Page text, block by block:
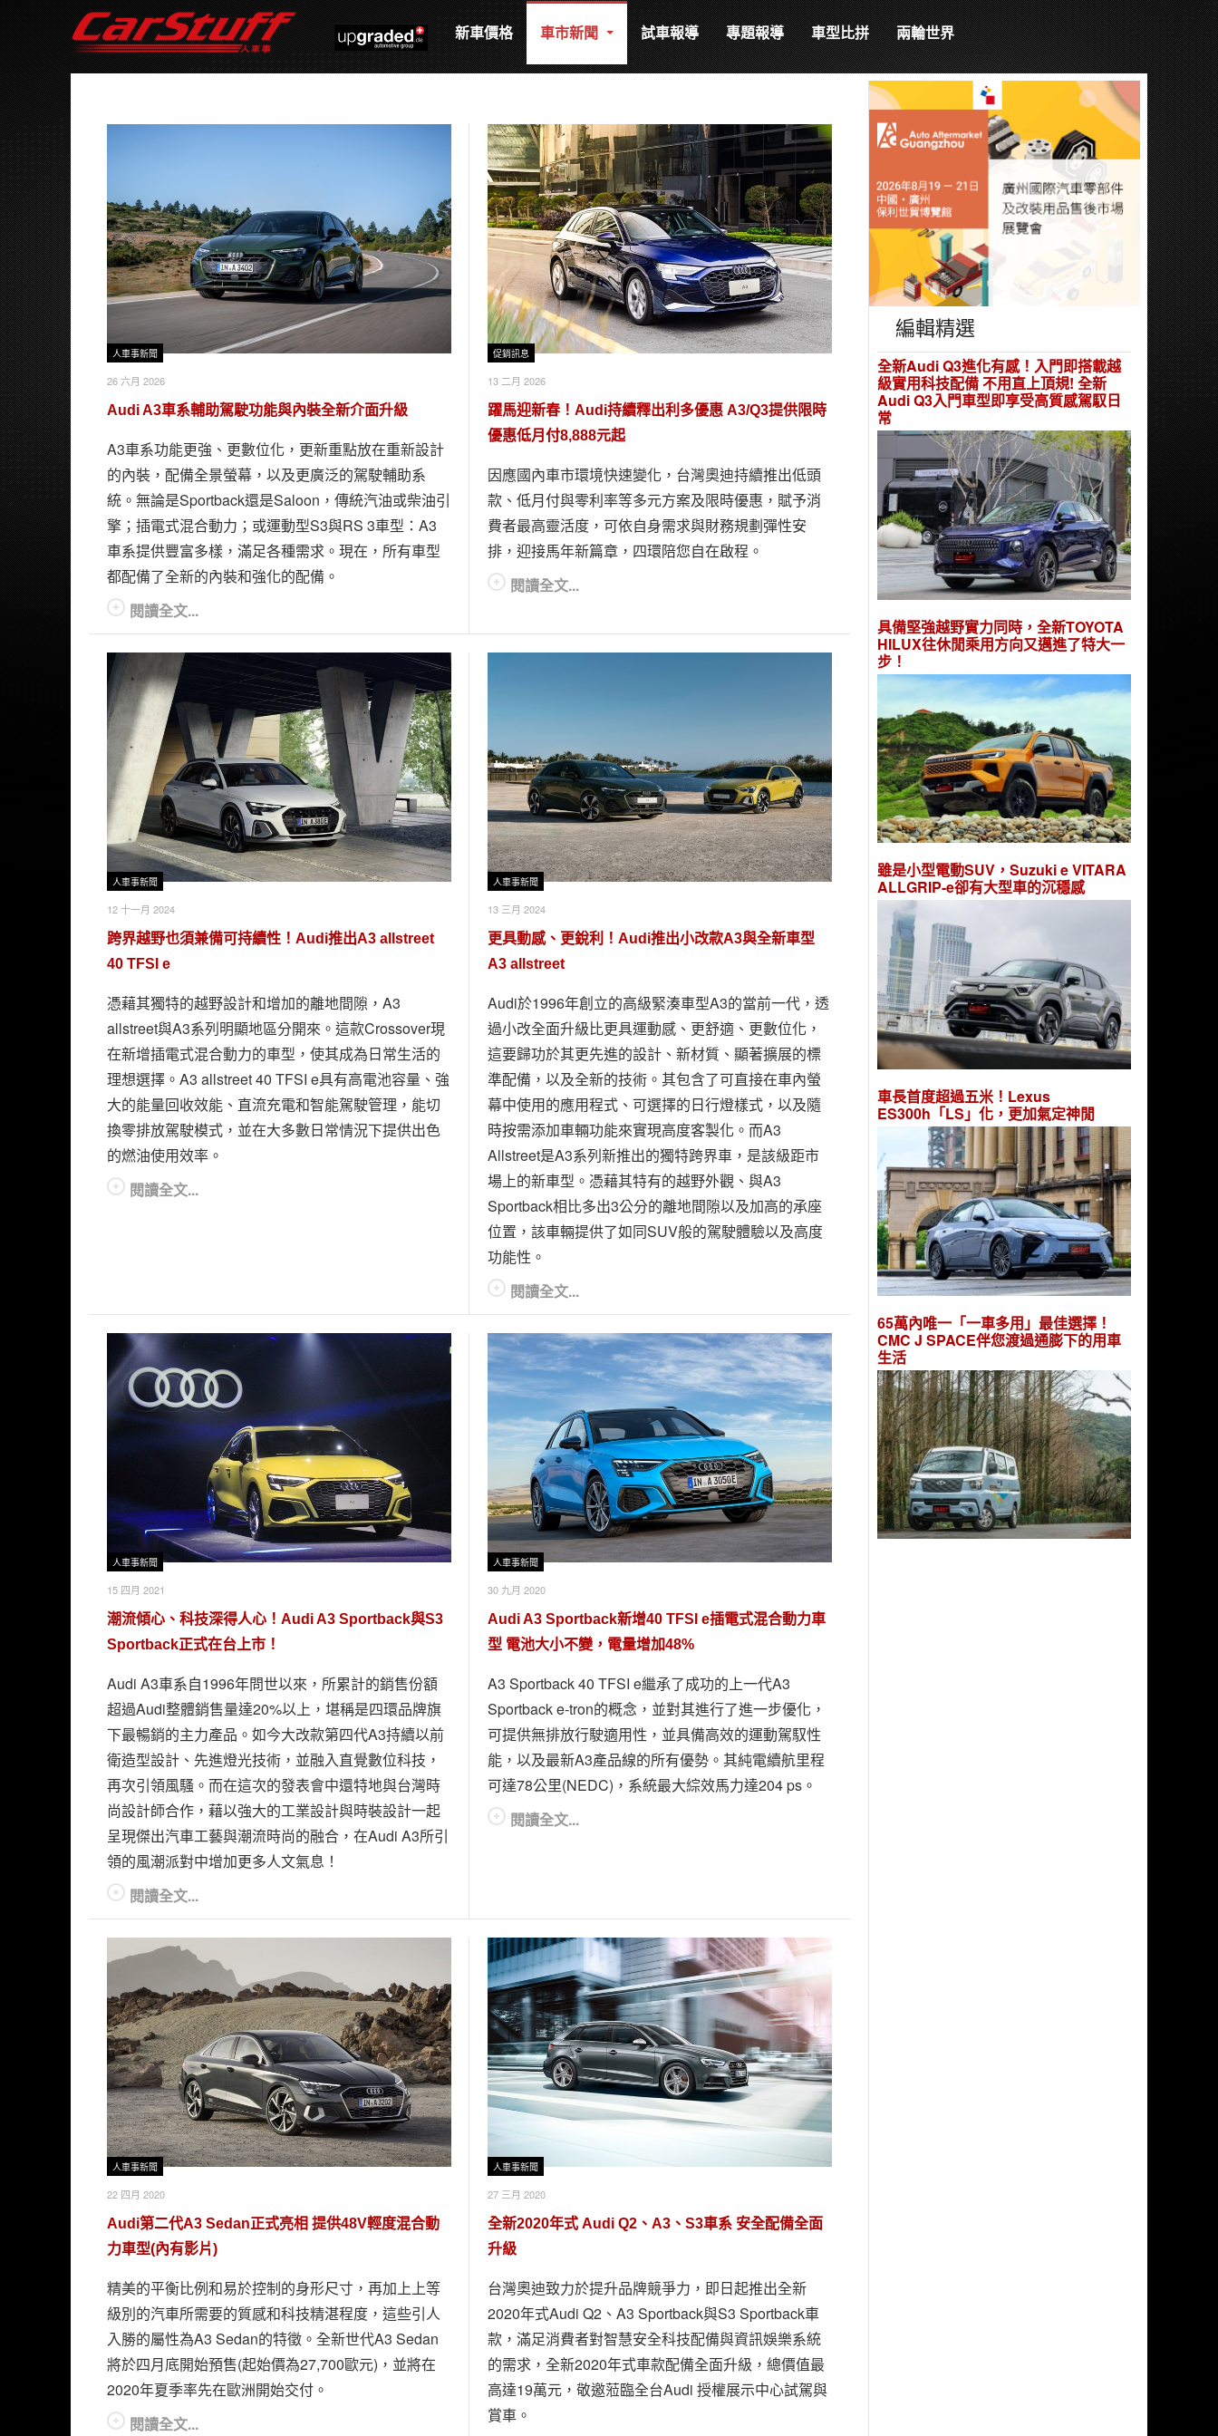
新車價格 車市新聞 試車報導 專題報導 車型比拼 兩輪世界
人車事新聞
26 六月 2026
Audi A3車系輔助駕駛功能與內裝全新介面升級
A3車系功能更強、更數位化，更新重點放在重新設計
的內裝，配備全景螢幕，以及更廣泛的駕駛輔助系
統。無論是Sportback還是Saloon，傳統汽油或柴油引
擎；插電式混合動力；或運動型S3與RS 3車型：A3
車系提供豐富多樣，滿足各種需求。現在，所有車型
都配備了全新的內裝和強化的配備。
閱讀全文...
促銷訊息
13 二月 2026
躍馬迎新春！Audi持續釋出利多優惠 A3/Q3提供限時
優惠低月付8,888元起
因應國內車市環境快速變化，台灣奧迪持續推出低頭
款、低月付與零利率等多元方案及限時優惠，賦予消
費者最高靈活度，可依自身需求與財務規劃彈性安
排，迎接馬年新篇章，四環陪您自在啟程。
閱讀全文...
人車事新聞
12 十一月 2024
跨界越野也須兼備可持續性！Audi推出A3 allstreet
40 TFSI e
憑藉其獨特的越野設計和增加的離地間隙，A3
allstreet與A3系列明顯地區分開來。這款Crossover現
在新增插電式混合動力的車型，使其成為日常生活的
理想選擇。A3 allstreet 40 TFSI e具有高電池容量、強
大的能量回收效能、直流充電和智能駕駛管理，能切
換零排放駕駛模式，並在大多數日常情況下提供出色
的燃油使用效率。
閱讀全文...
人車事新聞
13 三月 2024
更具動感、更銳利！Audi推出小改款A3與全新車型
A3 allstreet
Audi於1996年創立的高級緊湊車型A3的當前一代，透
過小改全面升級比更具運動感、更舒適、更數位化，
這要歸功於其更先進的設計、新材質、顯著擴展的標
準配備，以及全新的技術。其包含了可直接在車內螢
幕中使用的應用程式、可選擇的日行燈樣式，以及隨
時按需添加車輛功能來實現高度客製化。而A3
Allstreet是A3系列新推出的獨特跨界車，是該級距市
場上的新車型。憑藉其特有的越野外觀、與A3
Sportback相比多出3公分的離地間隙以及加高的承座
位置，該車輛提供了如同SUV般的駕駛體驗以及高度
功能性。
閱讀全文...
人車事新聞
15 四月 2021
潮流傾心、科技深得人心！Audi A3 Sportback與S3
Sportback正式在台上市！
Audi A3車系自1996年問世以來，所累計的銷售份額
超過Audi整體銷售量達20%以上，堪稱是四環品牌旗
下最暢銷的主力產品。如今大改款第四代A3持續以前
衛造型設計、先進燈光技術，並融入直覺數位科技，
再次引領風騷。而在這次的發表會中還特地與台灣時
尚設計師合作，藉以強大的工業設計與時裝設計一起
呈現傑出汽車工藝與潮流時尚的融合，在Audi A3所引
領的風潮派對中增加更多人文氣息！
閱讀全文...
人車事新聞
30 九月 2020
Audi A3 Sportback新增40 TFSI e插電式混合動力車
型 電池大小不變，電量增加48%
A3 Sportback 40 TFSI e繼承了成功的上一代A3
Sportback e-tron的概念，並對其進行了進一步優化，
可提供無排放行駛適用性，並具備高效的運動駕馭性
能，以及最新A3產品線的所有優勢。其純電續航里程
可達78公里(NEDC)，系統最大綜效馬力達204 ps。
閱讀全文...
人車事新聞
22 四月 2020
Audi第二代A3 Sedan正式亮相 提供48V輕度混合動
力車型(內有影片)
精美的平衡比例和易於控制的身形尺寸，再加上上等
級別的汽車所需要的質感和科技精湛程度，這些引人
入勝的屬性為A3 Sedan的特徵。全新世代A3 Sedan
將於四月底開始預售(起始價為27,700歐元)，並將在
2020年夏季率先在歐洲開始交付。
閱讀全文...
人車事新聞
27 三月 2020
全新2020年式 Audi Q2、A3、S3車系 安全配備全面
升級
台灣奧迪致力於提升品牌競爭力，即日起推出全新
2020年式Audi Q2、A3 Sportback與S3 Sportback車
款，滿足消費者對智慧安全科技配備與資訊娛樂系統
的需求，全新2020年式車款配備全面升級，總價值最
高達19萬元，敬邀蒞臨全台Audi 授權展示中心試駕與
賞車。
編輯精選
全新Audi Q3進化有感！入門即搭載越
級實用科技配備 不用直上頂規! 全新
Audi Q3入門車型即享受高質感駕馭日
常
具備堅強越野實力同時，全新TOYOTA
HILUX往休閒乘用方向又邁進了特大一
步！
雖是小型電動SUV，Suzuki e VITARA
ALLGRIP-e卻有大型車的沉穩感
車長首度超過五米！Lexus
ES300h「LS」化，更加氣定神閒
65萬內唯一「一車多用」最佳選擇！
CMC J SPACE伴您渡過通膨下的用車
生活